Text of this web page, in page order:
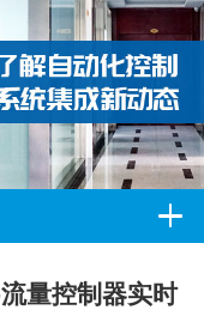
量控制器实时